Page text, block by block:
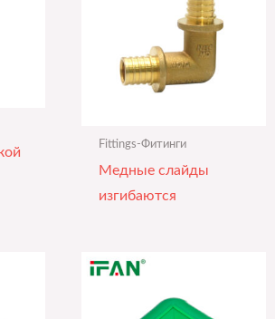
Fittings-Фитинги
Медные слайды
изгибаются